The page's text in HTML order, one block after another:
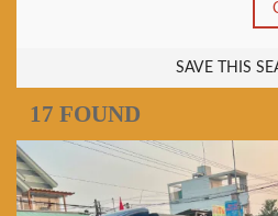
SAVE THIS
17 FOUND